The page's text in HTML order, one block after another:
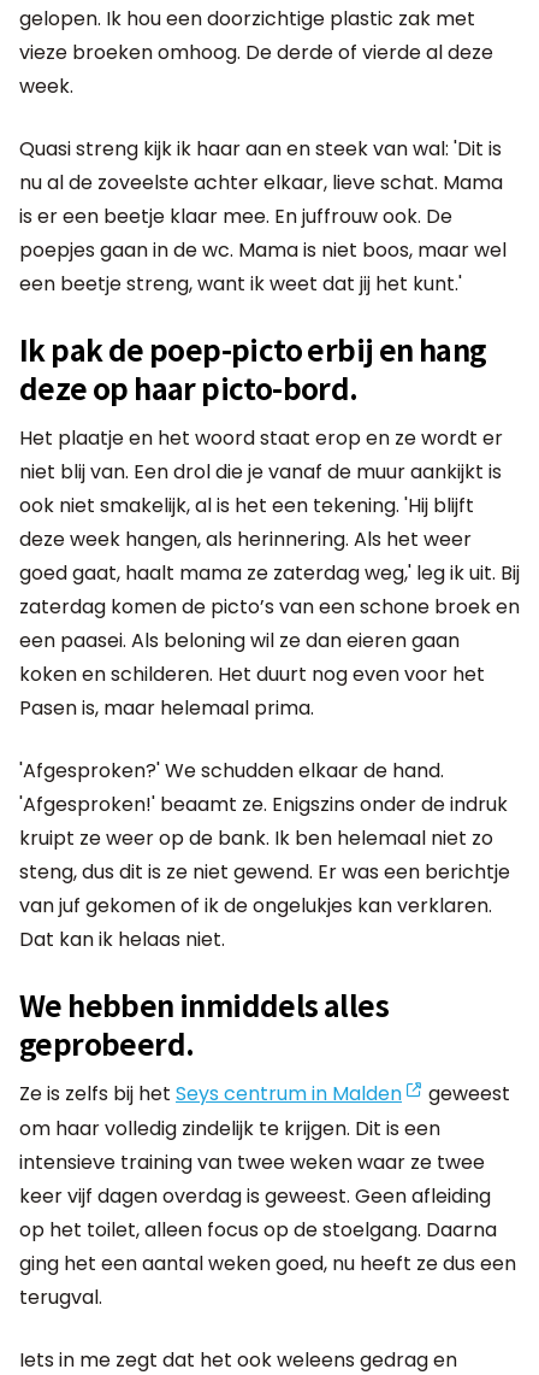
gelopen. Ik hou een doorzichtige plastic zak met
vieze broeken omhoog. De derde of vierde al deze
week.
Quasi streng kijk ik haar aan en steek van wal: 'Dit is
nu al de zoveelste achter elkaar, lieve schat. Mama
is er een beetje klaar mee. En juffrouw ook. De
poepjes gaan in de wc. Mama is niet boos, maar wel
een beetje streng, want ik weet dat jij het kunt.'
Ik pak de poep-picto erbij en hang
deze op haar picto-bord.
Het plaatje en het woord staat erop en ze wordt er
niet blij van. Een drol die je vanaf de muur aankijkt is
ook niet smakelijk, al is het een tekening. 'Hij blijft
deze week hangen, als herinnering. Als het weer
goed gaat, haalt mama ze zaterdag weg,' leg ik uit. Bij
zaterdag komen de picto’s van een schone broek en
een paasei. Als beloning wil ze dan eieren gaan
koken en schilderen. Het duurt nog even voor het
Pasen is, maar helemaal prima.
'Afgesproken?' We schudden elkaar de hand.
'Afgesproken!' beaamt ze. Enigszins onder de indruk
kruipt ze weer op de bank. Ik ben helemaal niet zo
steng, dus dit is ze niet gewend. Er was een berichtje
van juf gekomen of ik de ongelukjes kan verklaren.
Dat kan ik helaas niet.
We hebben inmiddels alles
geprobeerd.
Ze is zelfs bij het Seys centrum in Malden
geweest
om haar volledig zindelijk te krijgen. Dit is een
intensieve training van twee weken waar ze twee
keer vijf dagen overdag is geweest. Geen afleiding
op het toilet, alleen focus op de stoelgang. Daarna
ging het een aantal weken goed, nu heeft ze dus een
terugval.
Iets in me zegt dat het ook weleens gedrag en